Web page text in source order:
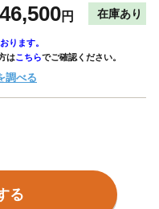
46,500円 在庫あり
ります。
はこちらでご確認ください。
調べる
る